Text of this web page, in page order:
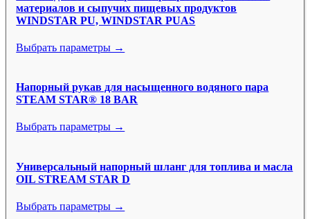
материалов и сыпучих пищевых продуктов
WINDSTAR PU, WINDSTAR PUAS
Выбрать параметры →
Напорный рукав для насыщенного водяного пара
STEAM STAR® 18 BAR
Выбрать параметры →
Универсальный напорный шланг для топлива и масла
OIL STREAM STAR D
Выбрать параметры →